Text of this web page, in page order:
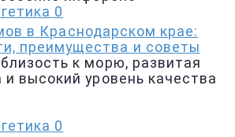
0
в Краснодарском крае:
преимущества и советы
к морю, развитая
и высокий уровень качества
0